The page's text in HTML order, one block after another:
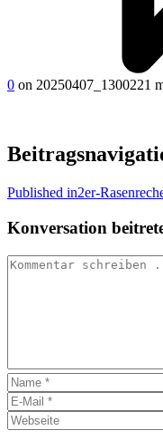
0 on 20250407_1300221
Published in2er-
Konversation